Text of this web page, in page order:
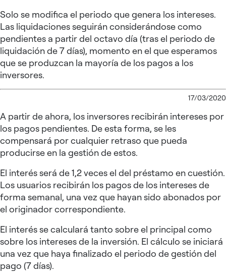
Solo se modifica el periodo que genera los intereses.
Las liquidaciones seguirán considerándose como
pendientes a partir del octavo día (tras el periodo de
liquidación de 7 días), momento en el que esperamos
que se produzcan la mayoría de los pagos a los
inversores.
17/03/2020
A partir de ahora, los inversores recibirán intereses por
los pagos pendientes. De esta forma, se les
compensará por cualquier retraso que pueda
producirse en la gestión de estos.
El interés será de 1,2 veces el del préstamo en cuestión.
Los usuarios recibirán los pagos de los intereses de
forma semanal, una vez que hayan sido abonados por
el originador correspondiente.
El interés se calculará tanto sobre el principal como
sobre los intereses de la inversión. El cálculo se iniciará
una vez que haya finalizado el periodo de gestión del
pago (7 días).